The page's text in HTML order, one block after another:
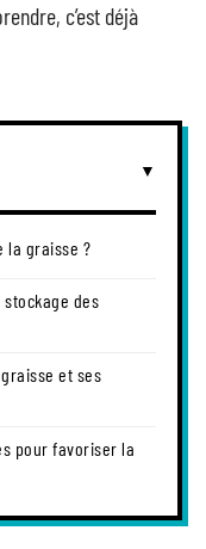
c’est déjà
la graisse ?
stockage des
et ses
pour favoriser la